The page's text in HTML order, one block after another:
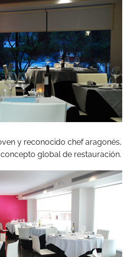
y reconocido chef aragonés,
global de restauración.